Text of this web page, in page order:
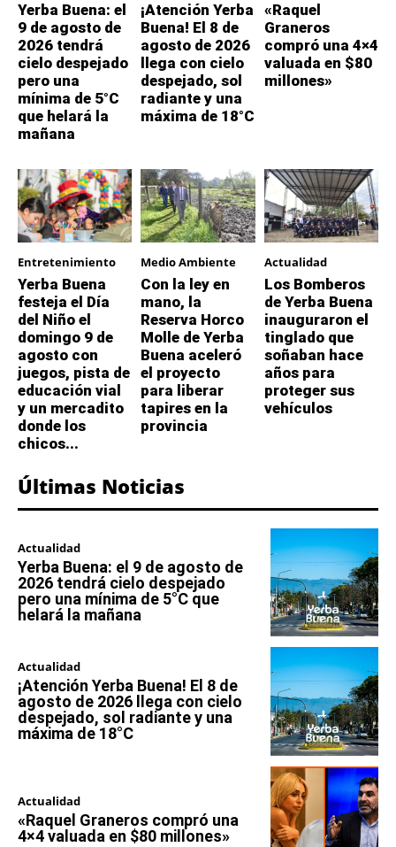
Yerba Buena: el
9 de agosto de
2026 tendrá
cielo despejado
pero una
mínima de 5°C
que helará la
mañana
¡Atención Yerba
Buena! El 8 de
agosto de 2026
llega con cielo
despejado, sol
radiante y una
máxima de 18°C
«Raquel
Graneros
compró una 4×4
valuada en $80
millones»
Entretenimiento
Yerba Buena
festeja el Día
del Niño el
domingo 9 de
agosto con
juegos, pista de
educación vial
y un mercadito
donde los
chicos...
Medio Ambiente
Con la ley en
mano, la
Reserva Horco
Molle de Yerba
Buena aceleró
el proyecto
para liberar
tapires en la
provincia
Actualidad
Los Bomberos
de Yerba Buena
inauguraron el
tinglado que
soñaban hace
años para
proteger sus
vehículos
Últimas Noticias
Actualidad
Yerba Buena: el 9 de agosto de
2026 tendrá cielo despejado
pero una mínima de 5°C que
helará la mañana
Actualidad
¡Atención Yerba Buena! El 8 de
agosto de 2026 llega con cielo
despejado, sol radiante y una
máxima de 18°C
Actualidad
«Raquel Graneros compró una
4×4 valuada en $80 millones»